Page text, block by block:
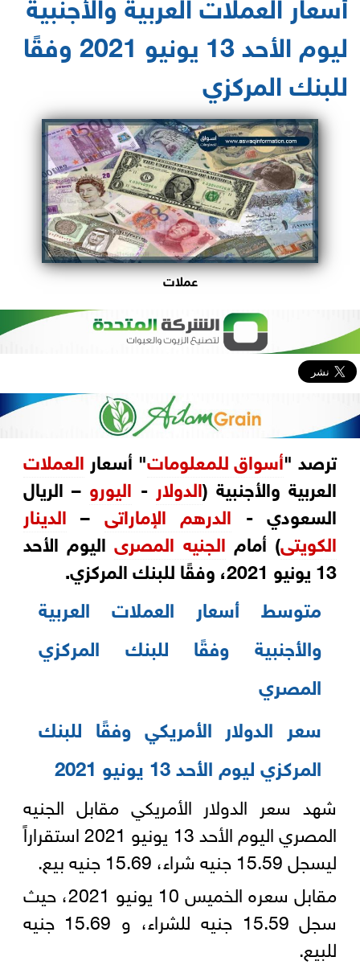
ليوم الأحد 13 يونيو 2021 وفقًا
للبنك المركزي‎
عملات
ترصد‎ " أسواق للمعلومات" أسعار العملات
الدولار ‎-‎‏ اليورو – الريال
‏السعودي - الدرهم الإماراتى – الدينار
الكويتى) أمام الجنيه المصرىاليوم الأحد
13 يونيو ‏‏2021، وفقًا للبنك المركزي‏‎.‎
متوسط أسعار‎ ‎العملات العربية
والأجنبية وفقًا للبنك المركزي
المصري‎
سعر الدولار الأمريكي وفقًا للبنك
المركزي ليوم الأحد 13 يونيو 2021‏‎
شهد سعر الدولار الأمريكي مقابل الجنيه
المصري اليوم الأحد 13 يونيو 2021 استقراراً
ليسجل 15.59 ‏جنيه شراء، 15.69 جنيه بيع.‏
مقابل سعره الخميس 10 يونيو 2021، حيث
سجل 15.59 جنيه للشراء، و 15.69 جنيه
للبيع.